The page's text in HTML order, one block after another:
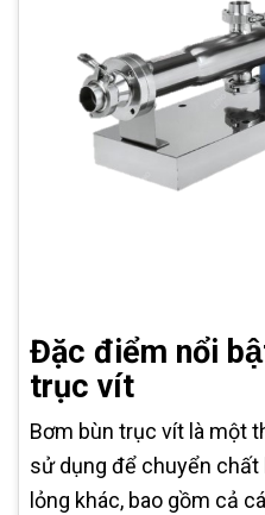
Đặc điểm nổi
trục vít
Bơm bùn trục vít là một
sử dụng để chuyển
lỏng khác, bao gồm cả